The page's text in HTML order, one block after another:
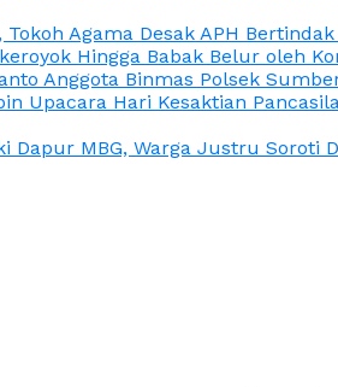
Agama Desak APH Bertindak
Hingga Babak Belur oleh
Anggota Binmas Polsek
Upacara Hari Kesaktian
Dapur MBG, Warga Justru